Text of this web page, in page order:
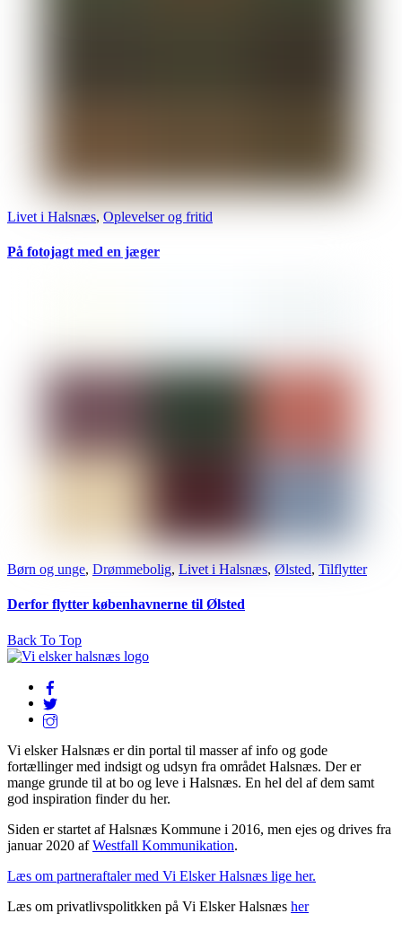
Livet i Halsnæs, Oplevelser og fritid
På fotojagt med en jæger
Børn og unge, Drømmebolig, Livet i Halsnæs, Ølsted, Tilflytter
Derfor flytter københavnerne til Ølsted
Back To Top
Vi elsker Halsnæs er din portal til masser af info og gode
fortællinger med indsigt og udsyn fra området Halsnæs. Der er
mange grunde til at bo og leve i Halsnæs. En hel del af dem samt
god inspiration finder du her.
Siden er startet af Halsnæs Kommune i 2016, men ejes og drives fra
januar 2020 afWestfall Kommunikation.
Læs om partneraftaler med Vi Elsker Halsnæs lige her.
Læs om privatlivspolitkken på Vi Elsker Halsnæs her